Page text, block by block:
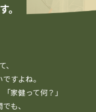
。
すよね。
家健って何？」
も、